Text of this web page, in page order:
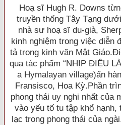
Hoạ sĩ Hugh R. Downs
truyền thống Tây Tạng
nhà sư hoạ sĩ du-già,
kinh nghiệm trong việc diễn
tả trong kinh văn Mật
qua tác phẩm “NHỊP ÐIỆU
a Hymalayan village)ấn
Fransisco, Hoa Kỳ.Phần
phong thái uy nghi nhất của
vào yếu tố tu tập khổ
lạc trong phong thái của